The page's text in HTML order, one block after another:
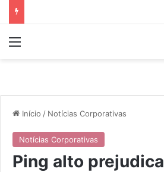
Início / Notícias Corporativas
Notícias Corporativas
Ping alto prejudica